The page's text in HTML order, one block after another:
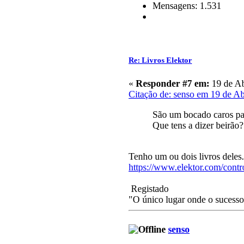
Mensagens: 1.531
Re: Livros Elektor
« Responder #7 em: 19 de
Citação de: senso em 19 de
São um bocado caros
Que tens a dizer beirão?
Tenho um ou dois livros
https://www.elektor.com/
Registado
"O único lugar onde o
senso